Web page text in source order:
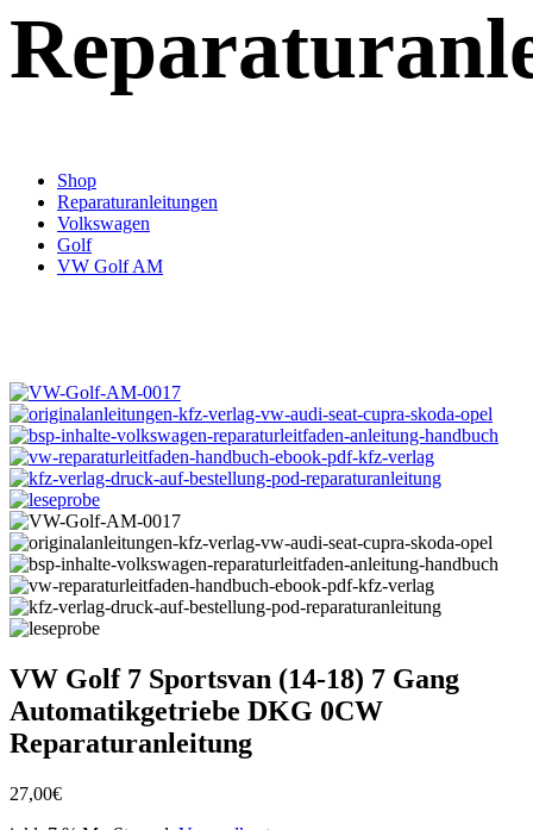
Shop
Reparaturanleitungen
Volkswagen
Golf
VW Golf AM
VW Golf 7 Sportsvan (14-18) 7 Gang
Automatikgetriebe DKG 0CW
Reparaturanleitung
27,00€